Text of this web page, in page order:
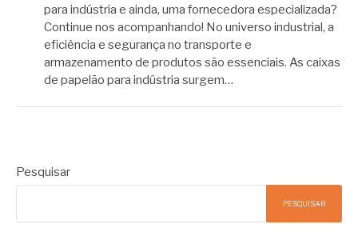
para indústria e ainda, uma fornecedora especializada?
Continue nos acompanhando! No universo industrial, a
eficiência e segurança no transporte e
armazenamento de produtos são essenciais. As caixas
de papelão para indústria surgem…
Pesquisar
PESQUISAR